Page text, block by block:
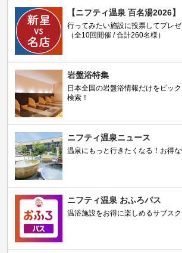
【ニフティ温泉 百名湯2026】
行ってみたい施設に投票してプレゼ
（全10回開催 / 合計260名様）
岩盤浴特集
日本全国の岩盤浴情報だけをピッ
検索！
ニフティ温泉ニュース
温泉にもっと行きたくなる！お得
ニフティ温泉 おふろパス
温浴施設をお得に楽しめるサブス